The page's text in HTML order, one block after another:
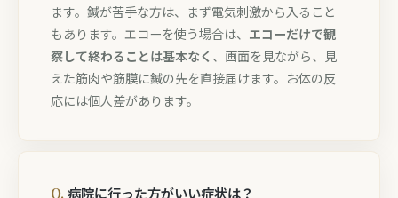
ます。鍼が苦手な方は、まず電気刺激から入ること
もあります。エコーを使う場合は、 エコーだけで観
察して終わることは基本なく 、画面を見ながら、見
えた筋肉や筋膜に鍼の先を直接届けます。お体の反
応には個人差があります。
病院に行った方がいい症状は？